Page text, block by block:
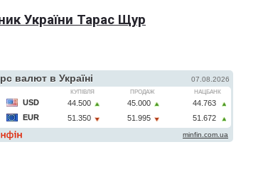
України Тарас Щур